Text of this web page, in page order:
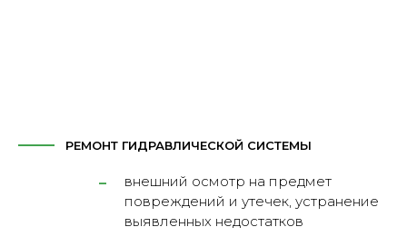
РЕМОНТ ГИДРАВЛИЧЕСКОЙ СИСТЕМЫ
внешний осмотр на предмет
повреждений и утечек, устранение
выявленных недостатков